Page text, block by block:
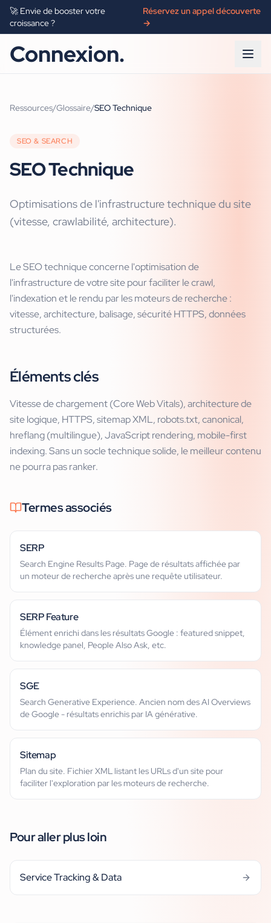
🚀 Envie de booster votre
croissance ?
Réservez un appel découverte
→
Connexion.
Ressources/Glossaire/SEO Technique
SEO & SEARCH
SEO Technique
Optimisations de l'infrastructure technique du site
(vitesse, crawlabilité, architecture).
Le SEO technique concerne l'optimisation de
l'infrastructure de votre site pour faciliter le crawl,
l'indexation et le rendu par les moteurs de recherche :
vitesse, architecture, balisage, sécurité HTTPS, données
structurées.
Éléments clés
Vitesse de chargement (Core Web Vitals), architecture de
site logique, HTTPS, sitemap XML, robots.txt, canonical,
hreflang (multilingue), JavaScript rendering, mobile-first
indexing. Sans un socle technique solide, le meilleur contenu
ne pourra pas ranker.
Termes associés
SERP
Search Engine Results Page. Page de résultats affichée par
un moteur de recherche après une requête utilisateur.
SERP Feature
Élément enrichi dans les résultats Google : featured snippet,
knowledge panel, People Also Ask, etc.
SGE
Search Generative Experience. Ancien nom des AI Overviews
de Google - résultats enrichis par IA générative.
Sitemap
Plan du site. Fichier XML listant les URLs d'un site pour
faciliter l'exploration par les moteurs de recherche.
Pour aller plus loin
Service Tracking & Data